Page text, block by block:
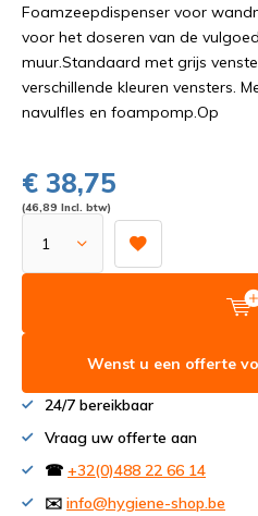
Foamzeepdispenser voor
voor het doseren van de
muur.Standaard met grijs
verschillende kleuren vensters.
navulfles en foampomp.Op
€ 38,75
(46,89 Incl. btw)
Wenst u een offerte
24/7 bereikbaar
Vraag uw offerte aan
☎ +32(0)488 22 66 14
✉️ info@hygiene-shop.be